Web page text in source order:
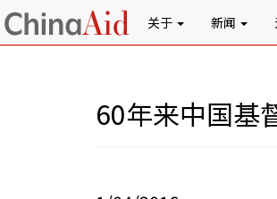
关于 新闻
60年来中国基